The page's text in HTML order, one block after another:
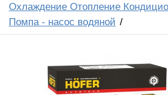
Охлаждение Отопление
Помпа - насос водяной